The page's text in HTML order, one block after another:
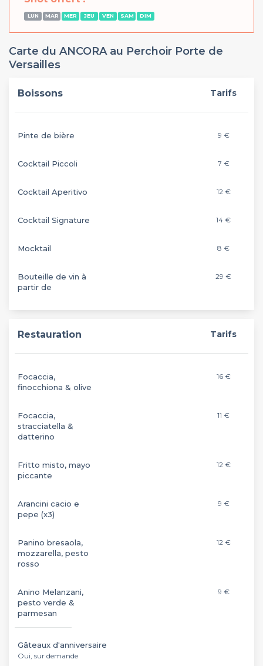
LUN MAR MER JEU VEN SAM DIM
Carte du ANCORA au Perchoir Porte de
Versailles
Boissons Tarifs
Pinte de bière 9 €
Cocktail Piccoli 7 €
Cocktail Aperitivo 12 €
Cocktail Signature 14 €
Mocktail 8 €
Bouteille de vin à
partir de
29 €
Restauration Tarifs
Focaccia,
finocchiona & olive
16 €
Focaccia,
stracciatella &
datterino
11 €
Fritto misto, mayo
piccante
12 €
Arancini cacio e
pepe (x3)
9 €
Panino bresaola,
mozzarella, pesto
rosso
12 €
Anino Melanzani,
pesto verde &
parmesan
9 €
Gâteaux d'anniversaire
Oui, sur demande